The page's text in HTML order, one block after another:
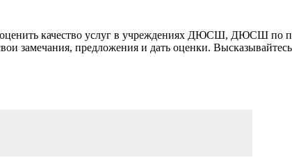
качество услуг в учреждениях ДЮСШ, ДЮСШ по
замечания, предложения и дать оценки.